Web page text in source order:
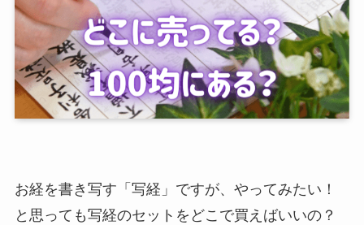
お経を書き写す「写経」ですが、やってみたい！
と思っても写経のセットをどこで買えばいいの？